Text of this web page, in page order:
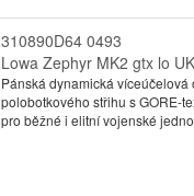
310890D64 0493
Lowa Zephyr MK2 gtx lo
Pánská dynamická víceúčelová
polobotkového střihu s GORE-
pro běžné i elitní vojenské